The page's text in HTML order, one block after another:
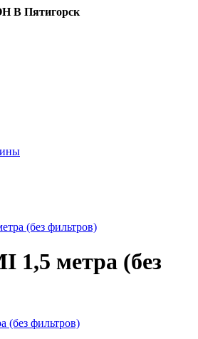
Пятигорск
(без фильтров)
метра (без